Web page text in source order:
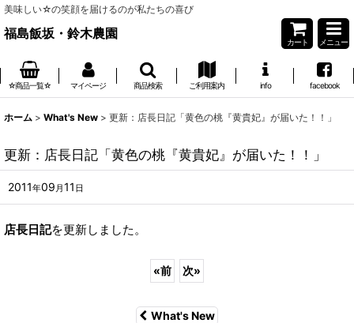
美味しい☆の笑顔を届けるのが私たちの喜び
福島飯坂・鈴木農園
カート メニュー
☆商品一覧☆ マイページ 商品検索 ご利用案内 info facebook
ホーム > What's New > 更新：店長日記「黄色の桃『黄貴妃』が届いた！！」
更新：店長日記「黄色の桃『黄貴妃』が届いた！！」
2011年09 月11 日
店長日記を更新しました。
«前 次»
What's New